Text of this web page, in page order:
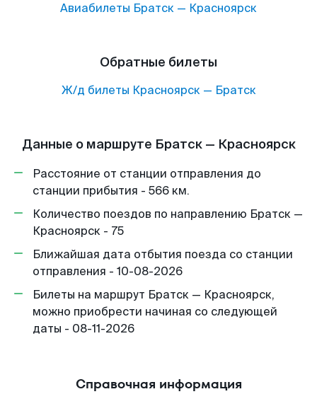
Авиабилеты Братск — Красноярск
Обратные билеты
Ж/д билеты Красноярск— Братск
Данные о маршруте Братск — Красноярск
Расстояние от станции отправления до
станции прибытия - 566 км.
Количество поездов по направлению Братск —
Красноярск - 75
Ближайшая дата отбытия поезда со станции
отправления - 10-08-2026
Билеты на маршрут Братск — Красноярск,
можно приобрести начиная со следующей
даты - 08-11-2026
Справочная информация